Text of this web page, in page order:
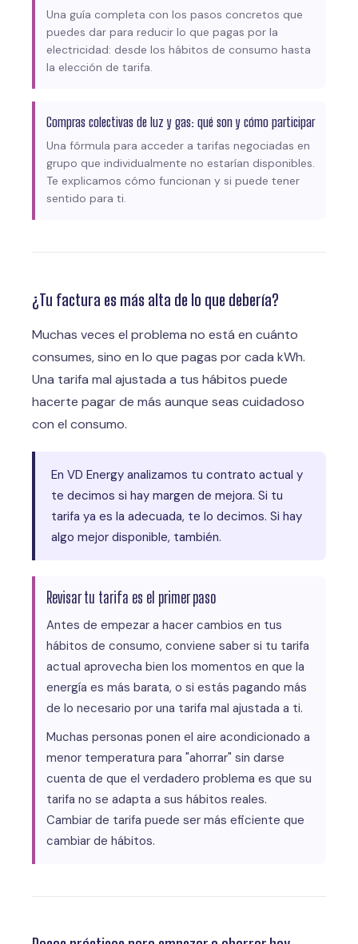
Una guía completa con los pasos concretos que
puedes dar para reducir lo que pagas por la
electricidad: desde los hábitos de consumo hasta
la elección de tarifa.
Compras colectivas de luz y gas: qué son y cómo participar
Una fórmula para acceder a tarifas negociadas en
grupo que individualmente no estarían disponibles.
Te explicamos cómo funcionan y si puede tener
sentido para ti.
¿Tu factura es más alta de lo que debería?
Muchas veces el problema no está en cuánto
consumes, sino en lo que pagas por cada kWh.
Una tarifa mal ajustada a tus hábitos puede
hacerte pagar de más aunque seas cuidadoso
con el consumo.
En VD Energy analizamos tu contrato actual y
te decimos si hay margen de mejora. Si tu
tarifa ya es la adecuada, te lo decimos. Si hay
algo mejor disponible, también.
Revisar tu tarifa es el primer paso
Antes de empezar a hacer cambios en tus
hábitos de consumo, conviene saber si tu tarifa
actual aprovecha bien los momentos en que la
energía es más barata, o si estás pagando más
de lo necesario por una tarifa mal ajustada a ti.
Muchas personas ponen el aire acondicionado a
menor temperatura para "ahorrar" sin darse
cuenta de que el verdadero problema es que su
tarifa no se adapta a sus hábitos reales.
Cambiar de tarifa puede ser más eficiente que
cambiar de hábitos.